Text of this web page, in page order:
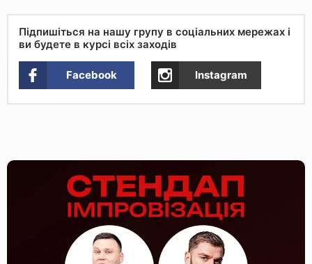
Підпишіться на нашу групу в соціальних мережах і
ви будете в курсі всіх заходів
Facebook Instagram